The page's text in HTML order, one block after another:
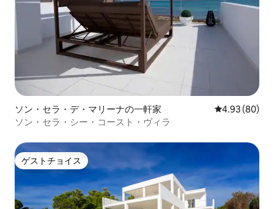
ソン・セラ・デ・マリーナの一軒家 レビュー80
4.93 (80)
ソン・セラ・シー・コースト・ヴィラ
ゲストチョイス
ゲストチョイス